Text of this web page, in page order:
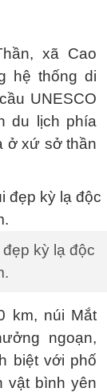
xã Cao
hệ thống di
UNESCO
du lịch phía
ở xứ sở thần
kỳ lạ độc
km, núi Mắt
ngoạn,
biệt với phố
vật bình yên